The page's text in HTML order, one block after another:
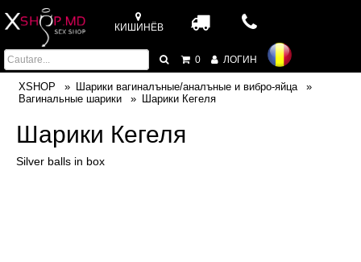
КИШИНЁВ
0 ЛОГИН
XSHOP
Шарики вагиналъные/аналъные и вибро-яйца
Вагинальные шарики
Шарики Кегеля
Шарики Кегеля
Silver balls in box